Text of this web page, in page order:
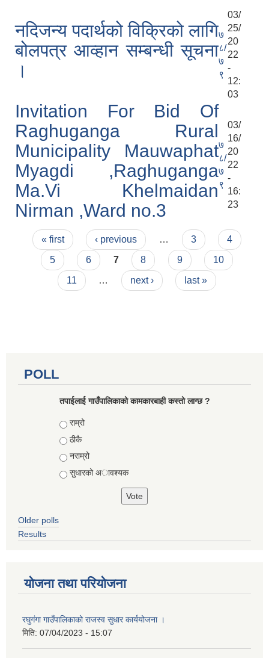
नदिजन्य पदार्थको विक्रिको लागि
बोलपत्र आव्हान सम्बन्धी सूचना
।
७
८/
७
९
03/
25/
20
22
-
12:
03
Invitation For Bid Of
Raghuganga Rural
Municipality Mauwaphat
Myagdi ,Raghuganga
Ma.Vi Khelmaidan
Nirman ,Ward no.3
७
८/
७
९
03/
16/
20
22
-
16:
23
Pages
« first ‹ previous … 3
4
5
6 7 8 9
10
11
… next › last »
POLL
तपाईलाई गाउँपालिकाको कामकारबाही कस्तो लाग्छ ?
Choices
राम्रो
ठीकै
नराम्रो
सुधारको अावश्यक
Older polls
Results
योजना तथा परियोजना
रघुगंगा गाउँपालिकाको राजस्व सुधार कार्ययोजना ।
मिति: 07/04/2023 - 15:07